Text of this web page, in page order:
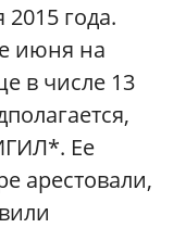
года.
июня на
в числе 13
Ее
арестовали,